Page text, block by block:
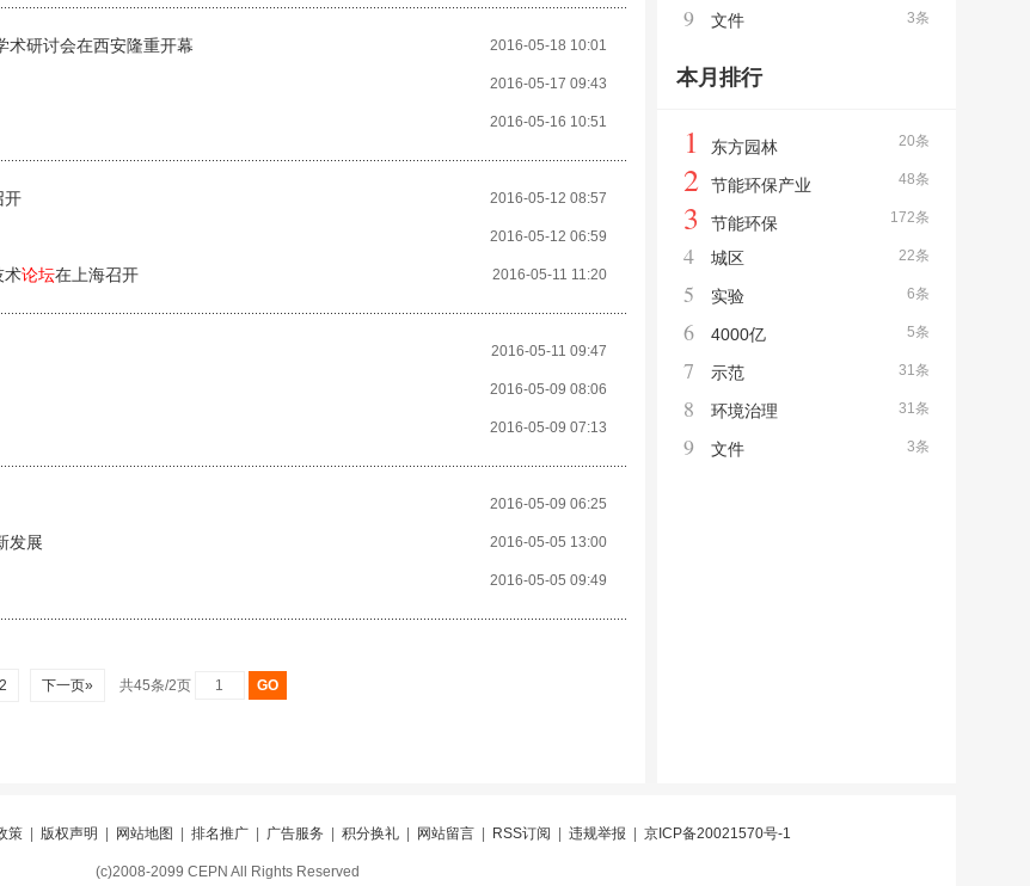
2016-05-18 10:01
术研讨会在西安隆重开幕
2016-05-17 09:43
2016-05-16 10:51
2016-05-12 08:57
开
2016-05-12 06:59
2016-05-11 11:20
术论坛在上海召开
2016-05-11 09:47
2016-05-09 08:06
2016-05-09 07:13
2016-05-09 06:25
2016-05-05 13:00
发展
2016-05-05 09:49
2 下一页» 共45条/2页
3条
9 文件
本月排行
20条
1 东方园林
48条
2 节能环保产业
172条
3 节能环保
22条
4 城区
6条
5 实验
5条
6 4000亿
31条
7 示范
31条
8 环境治理
3条
9 文件
策| 版权声明 网站地图 排名推广| 广告服务 积分换礼| 网站留言| RSS订阅 违规举报 京ICP备20021570号-1
(c)2008-2099 CEPN All Rights Reserved